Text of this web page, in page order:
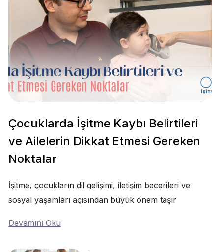
Çocuklarda İşitme Kaybı Belirtileri
ve Ailelerin Dikkat Etmesi Gereken
Noktalar
İşitme, çocukların dil gelişimi, iletişim becerileri ve
sosyal yaşamları açısından büyük önem taşır
Devamını Oku